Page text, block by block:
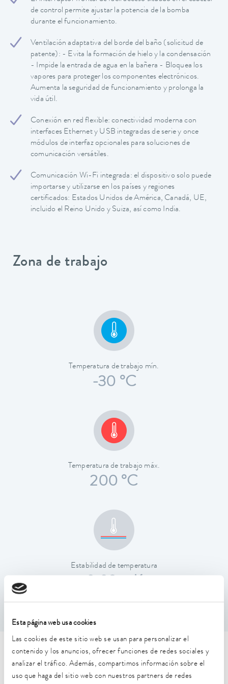
Esta página web usa cookies
Las cookies de este sitio web se usan para personalizar el
contenido y los anuncios, ofrecer funciones de redes sociales y
analizar el tráfico. Además, compartimos información sobre el
uso que haga del sitio web con nuestros partners de redes
de control permite ajustar la potencia de la bomba
durante el funcionamiento.
Ventilación adaptativa del borde del baño (solicitud de
patente): - Evita la formación de hielo y la condensación
- Impide la entrada de agua en la bañera - Bloquea los
vapores para proteger los componentes electrónicos.
Aumenta la seguridad de funcionamiento y prolonga la
vida útil.
Conexión en red flexible: conectividad moderna con
interfaces Ethernet y USB integradas de serie y once
módulos de interfaz opcionales para soluciones de
comunicación versátiles.
Comunicación Wi-Fi integrada: el dispositivo solo puede
importarse y utilizarse en los países y regiones
certificados: Estados Unidos de América, Canadá, UE,
incluido el Reino Unido y Suiza, así como India.
Zona de trabajo
Temperatura de trabajo mín.
-30 °C
Temperatura de trabajo máx.
200 °C
Estabilidad de temperatura
Características técnicas (según
DIN 12876)